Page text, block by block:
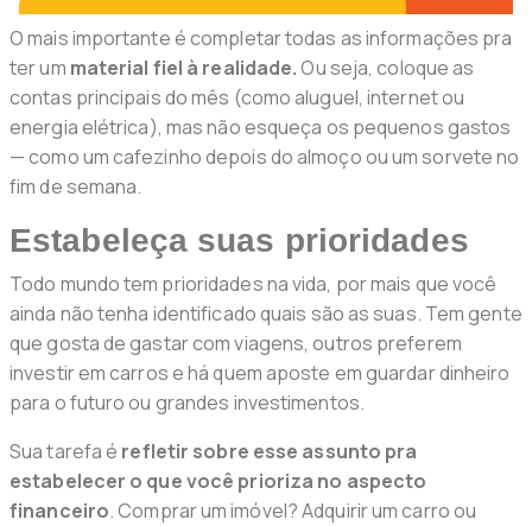
O mais importante é completar todas as informações pra
ter um material fiel à realidade.Ou seja, coloque as
contas principais do mês (como aluguel, internet ou
energia elétrica), mas não esqueça os pequenos gastos
— como um cafezinho depois do almoço ou um sorvete no
fim de semana.
Estabeleça suas prioridades
Todo mundo tem prioridades na vida, por mais que você
ainda não tenha identificado quais são as suas. Tem gente
que gosta de gastar com viagens, outros preferem
investir em carros e há quem aposte em guardar dinheiro
para o futuro ou grandes investimentos.
Sua tarefa é refletir sobre esse assunto pra
estabelecer o que você prioriza no aspecto
financeiro. Comprar um imóvel? Adquirir um carro ou